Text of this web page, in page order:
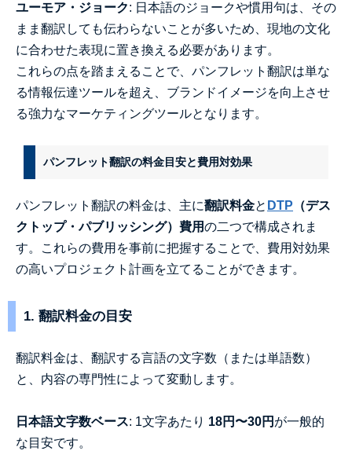
ユーモア・ジョーク: 日本語のジョークや慣用句は、その
まま翻訳しても伝わらないことが多いため、現地の文化
に合わせた表現に置き換える必要があります。
これらの点を踏まえることで、パンフレット翻訳は単な
る情報伝達ツールを超え、ブランドイメージを向上させ
る強力なマーケティングツールとなります。
パンフレット翻訳の料金目安と費用対効果
パンフレット翻訳の料金は、主に翻訳料金と DTP （デス
クトップ・パブリッシング）費用の二つで構成されま
す。これらの費用を事前に把握することで、費用対効果
の高いプロジェクト計画を立てることができます。
1. 翻訳料金の目安
翻訳料金は、翻訳する言語の文字数（または単語数）
と、内容の専門性によって変動します。
日本語文字数ベース: 1文字あたり 18円〜30円 が一般的
な目安です。